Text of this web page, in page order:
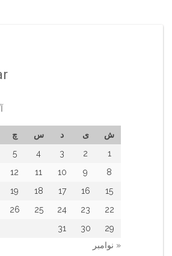
ش ی د س چ
1
2
3
4
5
8
9
10
11
12
15
16
17
18
19
22
23
24
25
26
29
30
31
« نوامبر